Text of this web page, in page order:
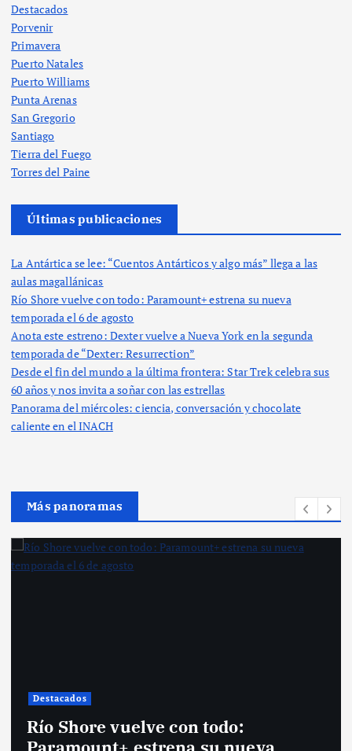
Destacados
Porvenir
Primavera
Puerto Natales
Puerto Williams
Punta Arenas
San Gregorio
Santiago
Tierra del Fuego
Torres del Paine
Últimas publicaciones
La Antártica se lee: “Cuentos Antárticos y algo más” llega a las
aulas magallánicas
Río Shore vuelve con todo: Paramount+ estrena su nueva
temporada el 6 de agosto
Anota este estreno: Dexter vuelve a Nueva York en la segunda
temporada de “Dexter: Resurrection”
Desde el fin del mundo a la última frontera: Star Trek celebra sus
60 años y nos invita a soñar con las estrellas
Panorama del miércoles: ciencia, conversación y chocolate
caliente en el INACH
Más panoramas
Destacados
Río Shore vuelve con todo: